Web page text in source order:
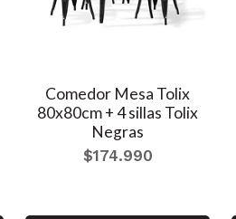
Comedor Mesa Tolix
80x80cm + 4 sillas Tolix
Negras
$174.990